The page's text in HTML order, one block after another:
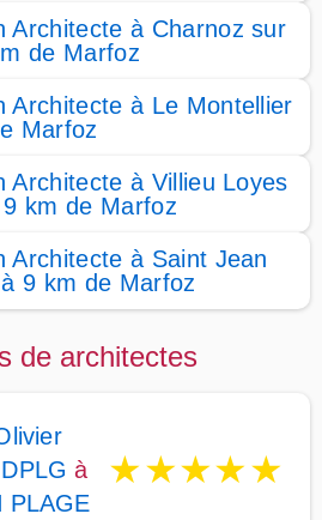
Architecte à Charnoz sur
de Marfoz
Architecte à Le Montellier
Marfoz
Architecte à Villieu Loyes
km de Marfoz
Architecte à Saint Jean
9 km de Marfoz
de architectes
à
PLAGE
★★★★★